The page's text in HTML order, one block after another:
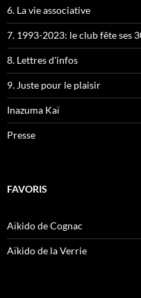
6. La vie associative
7. 1993-2023: le club fête ses
8. Lettres d'infos
9. Juste pour le plaisir
Inazuma Kaï
Presse
FAVORIS
Aïkido de Cognac
Aïkido de la Verrie